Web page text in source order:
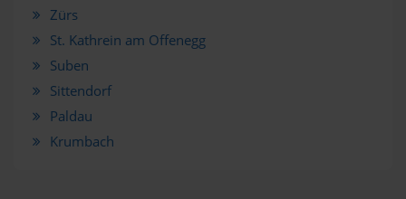
Zürs
St. Kathrein am Offenegg
Suben
Sittendorf
Paldau
Krumbach